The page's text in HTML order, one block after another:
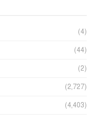
(4)
(44)
(2)
(2,727)
(4,403)